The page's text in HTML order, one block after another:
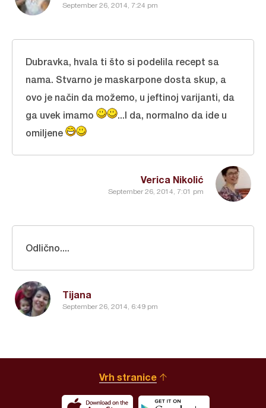
September 26, 2014, 7:24 pm
Verica Nikolić
September 26, 2014, 7:01 pm
Dubravka, hvala ti što si podelila recept sa
nama. Stvarno je maskarpone dosta skup, a
ovo je način da možemo, u jeftinoj varijanti, da
ga uvek imamo
...I da, normalno da ide u
omiljene
Tijana
September 26, 2014, 6:49 pm
Odlično....
Vrh stranice